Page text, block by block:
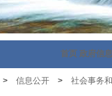
首页 政府信
> 信息公开 > 社会事务